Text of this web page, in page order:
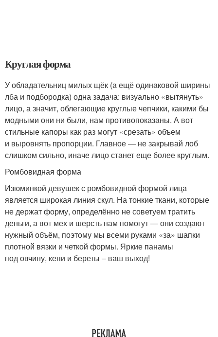
Круглая форма
У обладательниц милых щёк (а ещё одинаковой ширины
лба и подбородка) одна задача: визуально «вытянуть»
лицо, а значит, облегающие круглые чепчики, какими бы
модными они ни были, нам противопоказаны. А вот
стильные капоры как раз могут «срезать» объем
и выровнять пропорции. Главное — не закрывай лоб
слишком сильно, иначе лицо станет еще более круглым.
Ромбовидная форма
Изюминкой девушек с ромбовидной формой лица
является широкая линия скул. На тонкие ткани, которые
не держат форму, определённо не советуем тратить
деньги, а вот мех и шерсть нам помогут — они создают
нужный объём, поэтому мы всеми руками «за» шапки
плотной вязки и четкой формы. Яркие панамы
под овчину, кепи и береты – ваш выход!